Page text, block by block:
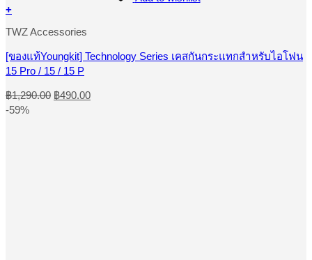
+
product
multiple
variants.
The
options
may
be
TWZ Accessories
[ของแท้Youngkit] Technology Series เคสกันกระแทกสำหรับไอโฟน
15 Pro / 15 / 15 P
฿1,290.00 Original
price
฿490.00Current
price
-59%